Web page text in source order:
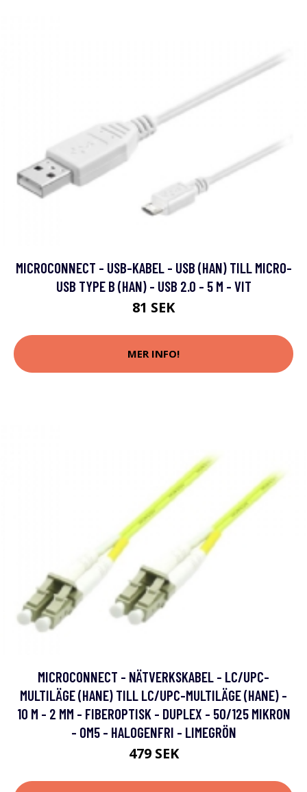
MICROCONNECT - USB-KABEL - USB (HAN) TILL MICRO-
USB TYPE B (HAN) - USB 2.0 - 5 M - VIT
81 SEK
MER INFO!
MICROCONNECT - NÄTVERKSKABEL - LC/UPC-
MULTILÄGE (HANE) TILL LC/UPC-MULTILÄGE (HANE) -
10 M - 2 MM - FIBEROPTISK - DUPLEX - 50/125 MIKRON
- OM5 - HALOGENFRI - LIMEGRÖN
479 SEK